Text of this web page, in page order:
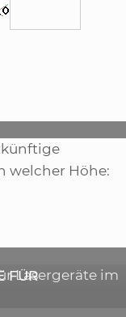
welcher Höhe:
FÜR
ZUR
IN DER